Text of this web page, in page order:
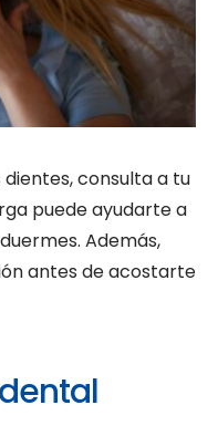
dientes, consulta a tu
puede ayudarte a
Además,
antes de acostarte